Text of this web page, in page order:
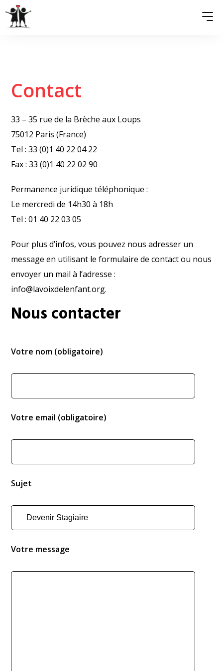
ASSOCIATIONS MEMBRES
NOS ACTIONS
ACTUALITÉS
Contact
33 – 35 rue de la Brèche aux Loups
75012 Paris (France)
Tel : 33 (0)1 40 22 04 22
Fax : 33 (0)1 40 22 02 90
Permanence juridique téléphonique :
Le mercredi de 14h30 à 18h
Tel : 01 40 22 03 05
Pour plus d’infos, vous pouvez nous adresser un
message en utilisant le formulaire de contact ou nous
envoyer un mail à l’adresse :
info@lavoixdelenfant.org.
Nous contacter
Votre nom (obligatoire)
Votre email (obligatoire)
Sujet
Votre message